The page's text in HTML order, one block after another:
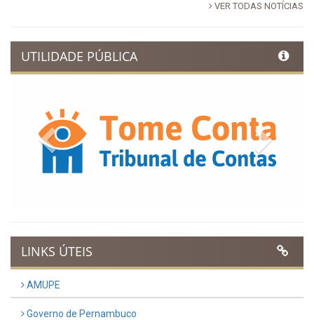
VER TODAS NOTÍCIAS
UTILIDADE PÚBLICA
Previous Next
LINKS ÚTEIS
AMUPE
Governo de Pernambuco